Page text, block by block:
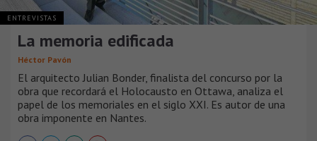
ENTREVISTAS
La memoria edificada
Héctor Pavón
El arquitecto Julian Bonder, finalista del concurso por la
obra que recordará el Holocausto en Ottawa, analiza el
papel de los memoriales en el siglo XXI. Es autor de una
obra imponente en Nantes.